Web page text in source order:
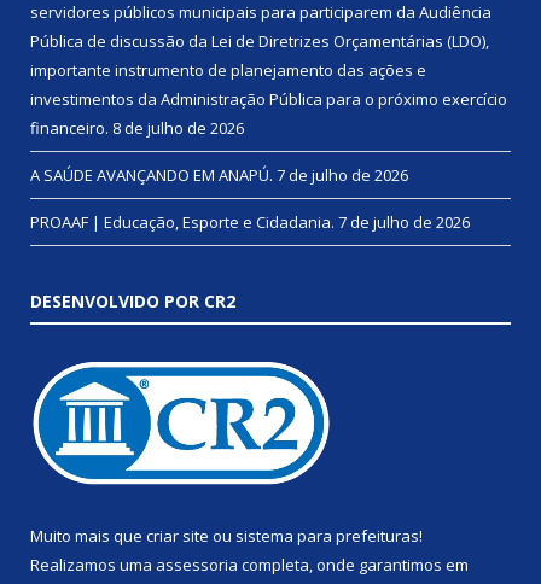
servidores públicos municipais para participarem da Audiência
Pública de discussão da Lei de Diretrizes Orçamentárias (LDO),
importante instrumento de planejamento das ações e
investimentos da Administração Pública para o próximo exercício
financeiro. 8 de julho de 2026
A SAÚDE AVANÇANDO EM ANAPÚ. 7 de julho de 2026
PROAAF | Educação, Esporte e Cidadania. 7 de julho de 2026
DESENVOLVIDO POR CR2
Muito mais que criar site ou sistema para prefeituras!
Realizamos uma assessoria completa, onde garantimos em